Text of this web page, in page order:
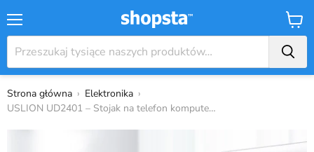
Strona główna › Elektronika ›
USLION UD2401 – Stojak na telefon komputer...